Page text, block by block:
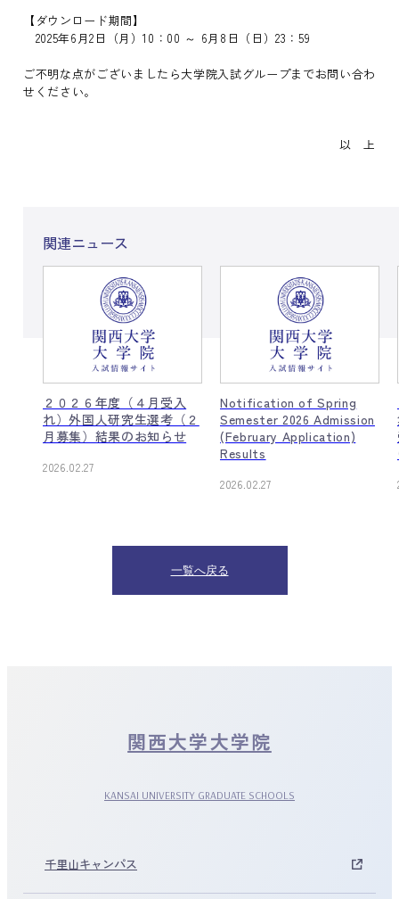
【ダウンロード期間】
2025年6月2日（月）10：00 ～ 6月8日（日）23：59
ご不明な点がございましたら大学院入試グループまでお問い合わ
せください。
以 上
関連ニュース
Notification of Spring
Semester 2026 Admission
(February Application)
【大学院入学試験(2月募
集)に出願された方へ】
受験票のダウンロードにつ
いて
2026.02.16
一覧へ戻る
関西大学大学院
KANSAI UNIVERSITY GRADUATE SCHOOLS
千里山キャンパス